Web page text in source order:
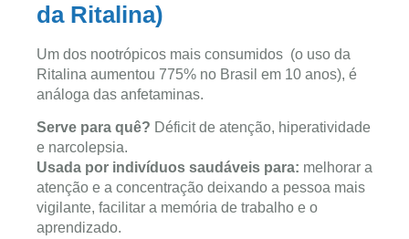
da Ritalina)
Um dos nootrópicos mais consumidos (o uso da
Ritalina aumentou 775% no Brasil em 10 anos), é
análoga das anfetaminas.
Serve para quê? Déficit de atenção, hiperatividade
e narcolepsia.
Usada por indivíduos saudáveis para: melhorar a
atenção e a concentração deixando a pessoa mais
vigilante, facilitar a memória de trabalho e o
aprendizado.